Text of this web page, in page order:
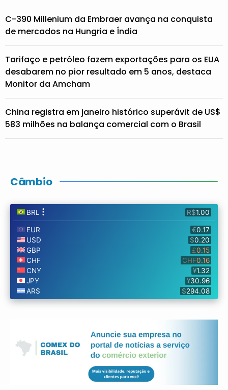
C-390 Millenium da Embraer avança na conquista
de mercados na Hungria e Índia
Tarifaço e petróleo fazem exportações para os EUA
desabarem no pior resultado em 5 anos, destaca
Monitor da Amcham
China registra em janeiro histórico superávit de US$
583 milhões na balança comercial com o Brasil
Câmbio